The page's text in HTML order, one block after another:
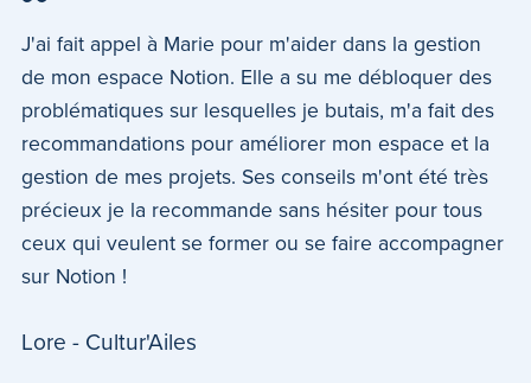
J'ai fait appel à Marie pour m'aider dans la gestion
de mon espace Notion. Elle a su me débloquer des
problématiques sur lesquelles je butais, m'a fait des
recommandations pour améliorer mon espace et la
gestion de mes projets. Ses conseils m'ont été très
précieux je la recommande sans hésiter pour tous
ceux qui veulent se former ou se faire accompagner
sur Notion !
Lore - Cultur'Ailes